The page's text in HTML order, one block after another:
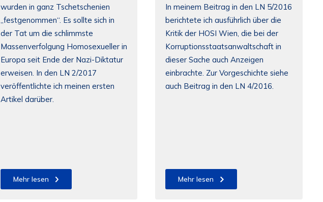
wurden in ganz Tschetschenien
„festgenommen“. Es sollte sich in
der Tat um die schlimmste
Massenverfolgung Homosexueller in
Europa seit Ende der Nazi-Diktatur
erweisen. In den LN 2/2017
veröffentlichte ich meinen ersten
Artikel darüber.
Mehr lesen
In meinem Beitrag in den LN 5/2016
berichtete ich ausführlich über die
Kritik der HOSI Wien, die bei der
Korruptionsstaatsanwaltschaft in
dieser Sache auch Anzeigen
einbrachte. Zur Vorgeschichte siehe
auch Beitrag in den LN 4/2016.
Mehr lesen